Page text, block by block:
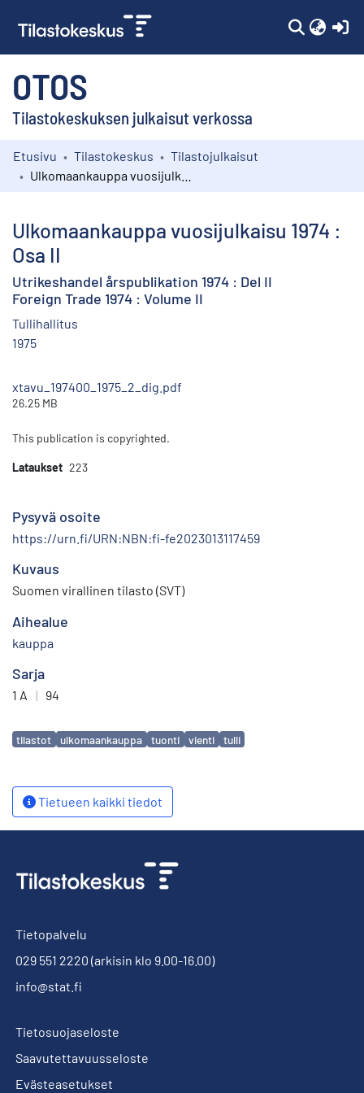
OTOS
Tilastokeskuksen julkaisut verkossa
Kokoelmat
Etusivu Tilastokeskus
Tilastojulkaisut
Ulkomaankauppa vuosijulkaisu 1974 :
Osa II
Utrikeshandel årspublikation 1974 : Del II
Foreign Trade 1974 : Volume II
Tullihallitus
1975
xtavu_197400_1975_2_dig.pdf
26.25 MB
This publication is copyrighted.
Lataukset 223
Pysyvä osoite
https://urn.fi/URN:NBN:fi-fe2023013117459
Kuvaus
Suomen virallinen tilasto (SVT)
Aihealue
kauppa
Sarja
1 A | 94
Avainsanat
tilastot ulkomaankauppa tuonti vienti tulli
Tietueen kaikki tiedot
Tietopalvelu
029 551 2220 (arkisin klo 9.00-16.00)
info@stat.fi
Tietosuojaseloste
Saavutettavuusseloste
Evästeasetukset